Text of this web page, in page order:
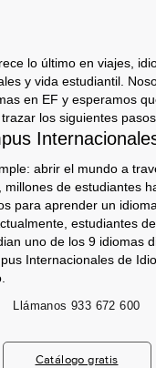
lo último en viajes,
y vida estudiantil.
en EF y esperamos
los siguientes pasos
abrir el mundo a
millones de estudiantes
para aprender un
estudiantes
uno de los 9 idiomas
Internacionales de
Llámanos 933 672 600
Catálogo gratis